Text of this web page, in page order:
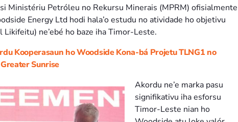
Ministériu Petróleu no Rekursu Minerais (MPRM) ofisialmente
Energy Ltd hodi hala’o estudu no atividade ho objetivu
ne’ebé ho baze iha Timor-Leste.
Kooperasaun ho Woodside Kona-bá Projetu TLNG1 no
Sunrise
Akordu ne’e marka pasu
signifikativu iha esforsu
Timor-Leste nian ho